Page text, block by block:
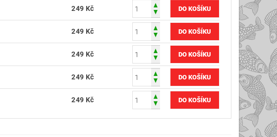
249 Kč
249 Kč
249 Kč
249 Kč
249 Kč